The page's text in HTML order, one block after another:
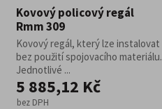
Kovový policový regál
Rmm 309
Kovový regál, který lze instalovat
bez použití spojovacího materiálu.
Jednotlivé ...
5 885,12 Kč
bez DPH